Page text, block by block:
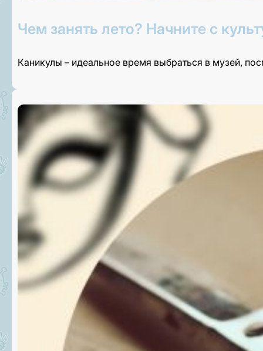
Чем занять лето? Начните с
Каникулы – идеальное время выбраться в музей,